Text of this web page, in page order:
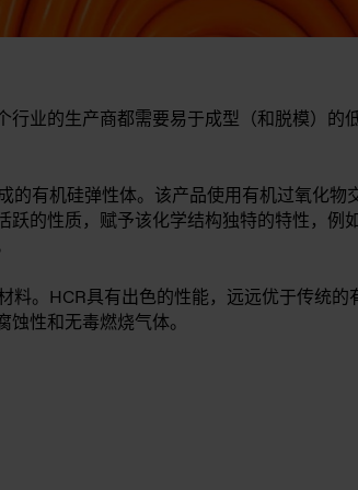
业的生产商都需要易于成型（和脱模）的
的有机硅弹性体。该产品使用有机过氧化物
的性质，赋予该化学结构独特的特性，例
料。HCR具有出色的性能，远远优于传统的
性和无毒燃烧气体。